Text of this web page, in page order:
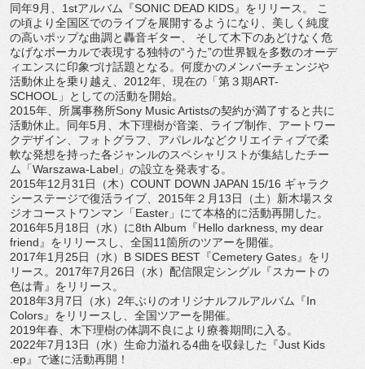
同年9月、1stアルバム『SONIC DEAD KIDS』をリリース。 こ
の頃より全国区でのライブを展開するようになり、 美しく純度
の高いポップな曲調と轟音ギター、 そして木下のあどけなく危
なげなボーカルで表現する独特の“うた”の世界観を多数のオーデ
ィエンスに印象づけ話題となる。 何度かのメンバーチェンジや
活動休止を乗り越え、2012年、 現在の「第３期ART-
SCHOOL」としての活動を開始。
2015年、所属事務所Sony Music Artistsの契約が満了すると共に
活動休止。同年5月、 木下理樹が音楽、ライブ制作、アートワー
クデザイン、 フォトグラフ、 アパレルなどクリエイティブで柔
軟な発想を持った各ジャンルのスペシャリストが集結したチー
ム「Warszawa-Label」 の設立を発表する。
2015年12月31日（木）COUNT DOWN JAPAN 15/16 ギャラク
シーステージで復活ライブ、2015年２月13日（土） 新木場スタ
ジオコーストワンマン「Easter」 にて本格的に活動再開した。
2016年5月18日（水）に8th Album『Hello darkness, my dear
friend』をリリースし、全国11箇所のツアーを開催。
2017年1月25日（水）B SIDES BEST『Cemetery Gates』をリ
リース。2017年7月26日（水） 配信限定シングル『スカートの
色は青』をリリース。
2018年3月7日（水）2年ぶりのオリジナルフルアルバム『In
Colors』をリリースし、全国ツアーを開催。
2019年春、木下理樹の体調不良により療養期間に入る。
2022年7月13日（水）生命力溢れる4曲を収録した『Just Kids
.ep』で遂に活動再開！